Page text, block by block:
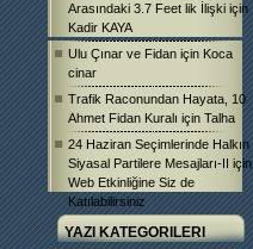
Arasındaki 3.7 Feet lik İlişki için
Kadir KAYA
Ulu Çınar ve Fidan için Koca
cinar
Trafik Raconundan Hayata, 10
Ahmet Fidan Kuralı için Talha
24 Haziran Seçimlerinde Halkın
Siyasal Partilere Mesajları-II için
Web Etkinliğine Siz de
Katılabilirsiniz
YAZI KATEGORILERI